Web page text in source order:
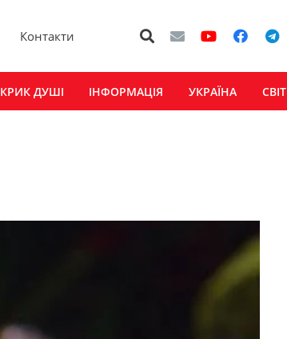
Контакти
КРИК ДУШІ ІНФОРМАЦІЯ УКРАЇНА СВІТ